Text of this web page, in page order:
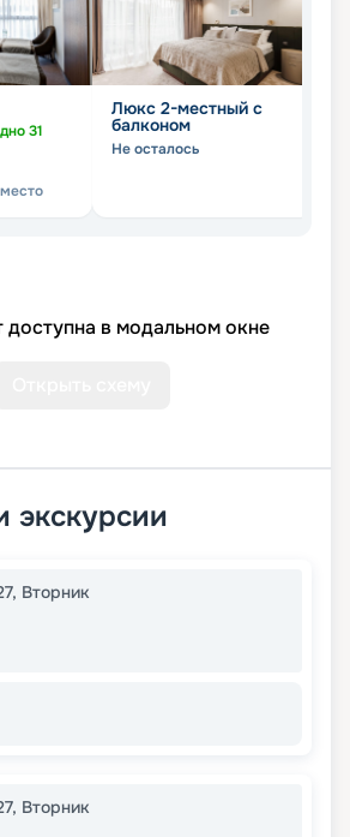
31
Люкс 2-местный с
балконом
Не осталось
в модальном окне
, Вторник
, Вторник